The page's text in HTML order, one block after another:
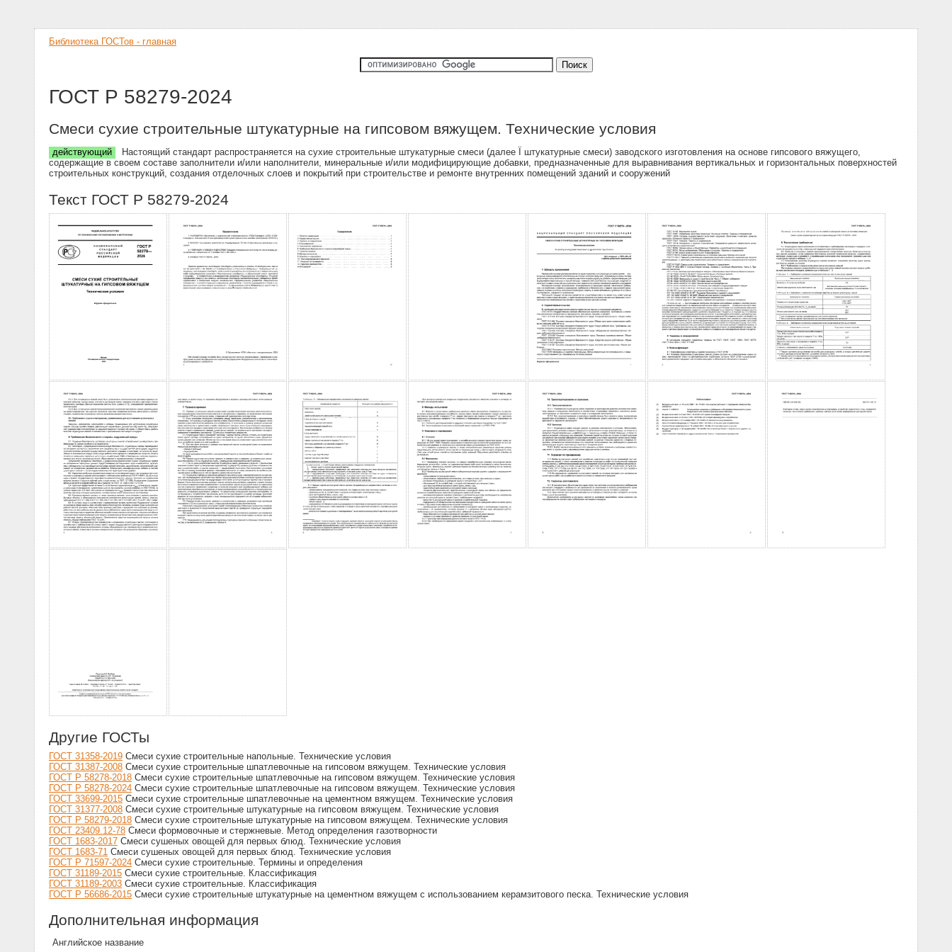
Библиотека ГОСТов - главная
ГОСТ Р 58279-2024
Смеси сухие строительные штукатурные на гипсовом вяжущем. Технические условия
действующий
Настоящий стандарт распространяется на сухие строительные штукатурные смеси (далее Ї штукатурные смеси) заводского изготовления на основе гипсового вяжущего,
содержащие в своем составе заполнители и/или наполнители, минеральные и/или модифицирующие добавки, предназначенные для выравнивания вертикальных и горизонтальных поверхностей
строительных конструкций, создания отделочных слоев и покрытий при строительстве и ремонте внутренних помещений зданий и сооружений
Текст ГОСТ Р 58279-2024
Другие ГОСТы
ГОСТ 31358-2019 Смеси сухие строительные напольные. Технические условия
ГОСТ 31387-2008 Смеси сухие строительные шпатлевочные на гипсовом вяжущем. Технические условия
ГОСТ Р 58278-2018 Смеси сухие строительные шпатлевочные на гипсовом вяжущем. Технические условия
ГОСТ Р 58278-2024 Смеси сухие строительные шпатлевочные на гипсовом вяжущем. Технические условия
ГОСТ 33699-2015 Смеси сухие строительные шпатлевочные на цементном вяжущем. Технические условия
ГОСТ 31377-2008 Смеси сухие строительные штукатурные на гипсовом вяжущем. Технические условия
ГОСТ Р 58279-2018 Смеси сухие строительные штукатурные на гипсовом вяжущем. Технические условия
ГОСТ 23409.12-78 Смеси формовочные и стержневые. Метод определения газотворности
ГОСТ 1683-2017 Смеси сушеных овощей для первых блюд. Технические условия
ГОСТ 1683-71 Смеси сушеных овощей для первых блюд. Технические условия
ГОСТ Р 71597-2024 Смеси сухие строительные. Термины и определения
ГОСТ 31189-2015 Смеси сухие строительные. Классификация
ГОСТ 31189-2003 Смеси сухие строительные. Классификация
ГОСТ Р 56686-2015 Смеси сухие строительные штукатурные на цементном вяжущем с использованием керамзитового песка. Технические условия
Дополнительная информация
Английское название